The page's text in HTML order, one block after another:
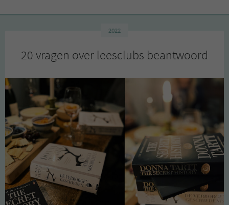
2022
20 vragen over leesclubs beantwoord